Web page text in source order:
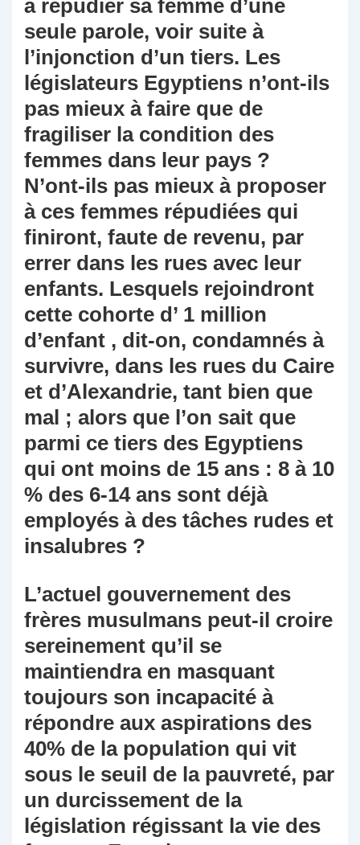
à répudier sa femme d’une
seule parole, voir suite à
l’injonction d’un tiers. Les
législateurs Egyptiens n’ont-ils
pas mieux à faire que de
fragiliser la condition des
femmes dans leur pays ?
N’ont-ils pas mieux à proposer
à ces femmes répudiées qui
finiront, faute de revenu, par
errer dans les rues avec leur
enfants. Lesquels rejoindront
cette cohorte d’ 1 million
d’enfant , dit-on, condamnés à
survivre, dans les rues du Caire
et d’Alexandrie, tant bien que
mal ; alors que l’on sait que
parmi ce tiers des Egyptiens
qui ont moins de 15 ans : 8 à 10
% des 6-14 ans sont déjà
employés à des tâches rudes et
insalubres ?
L’actuel gouvernement des
frères musulmans peut-il croire
sereinement qu’il se
maintiendra en masquant
toujours son incapacité à
répondre aux aspirations des
40% de la population qui vit
sous le seuil de la pauvreté, par
un durcissement de la
législation régissant la vie des